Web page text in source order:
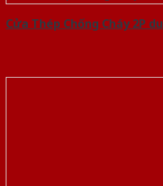
Cửa Thép Chống Cháy 2P